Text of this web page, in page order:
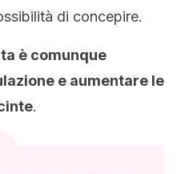
di concepire.
è comunque
e aumentare le
.